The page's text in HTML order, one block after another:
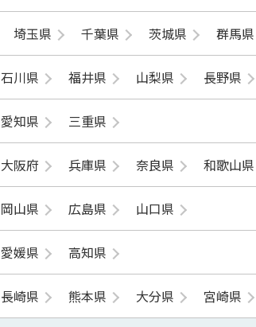
埼玉県 千葉県 茨城県 群馬県
石川県 福井県 山梨県 長野県
愛知県 三重県
大阪府 兵庫県 奈良県 和歌山県
岡山県 広島県 山口県
愛媛県 高知県
長崎県 熊本県 大分県 宮崎県